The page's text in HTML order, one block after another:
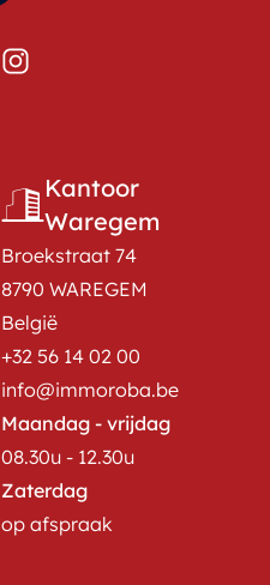
Kantoor
Waregem
Broekstraat 74
8790 WAREGEM
België
+32 56 14 02 00
info@immoroba.be
Maandag - vrijdag
08.30u - 12.30u
Zaterdag
op afspraak